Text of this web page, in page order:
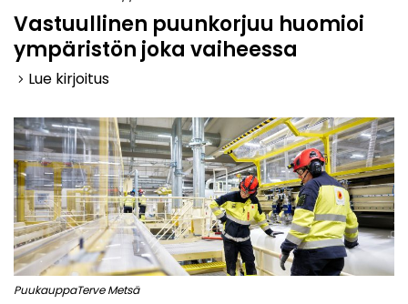
Vastuullinen puunkorjuu huomioi
ympäristön joka vaiheessa
keyboard_arrow_right Lue kirjoitus
PuukauppaTerve Metsä